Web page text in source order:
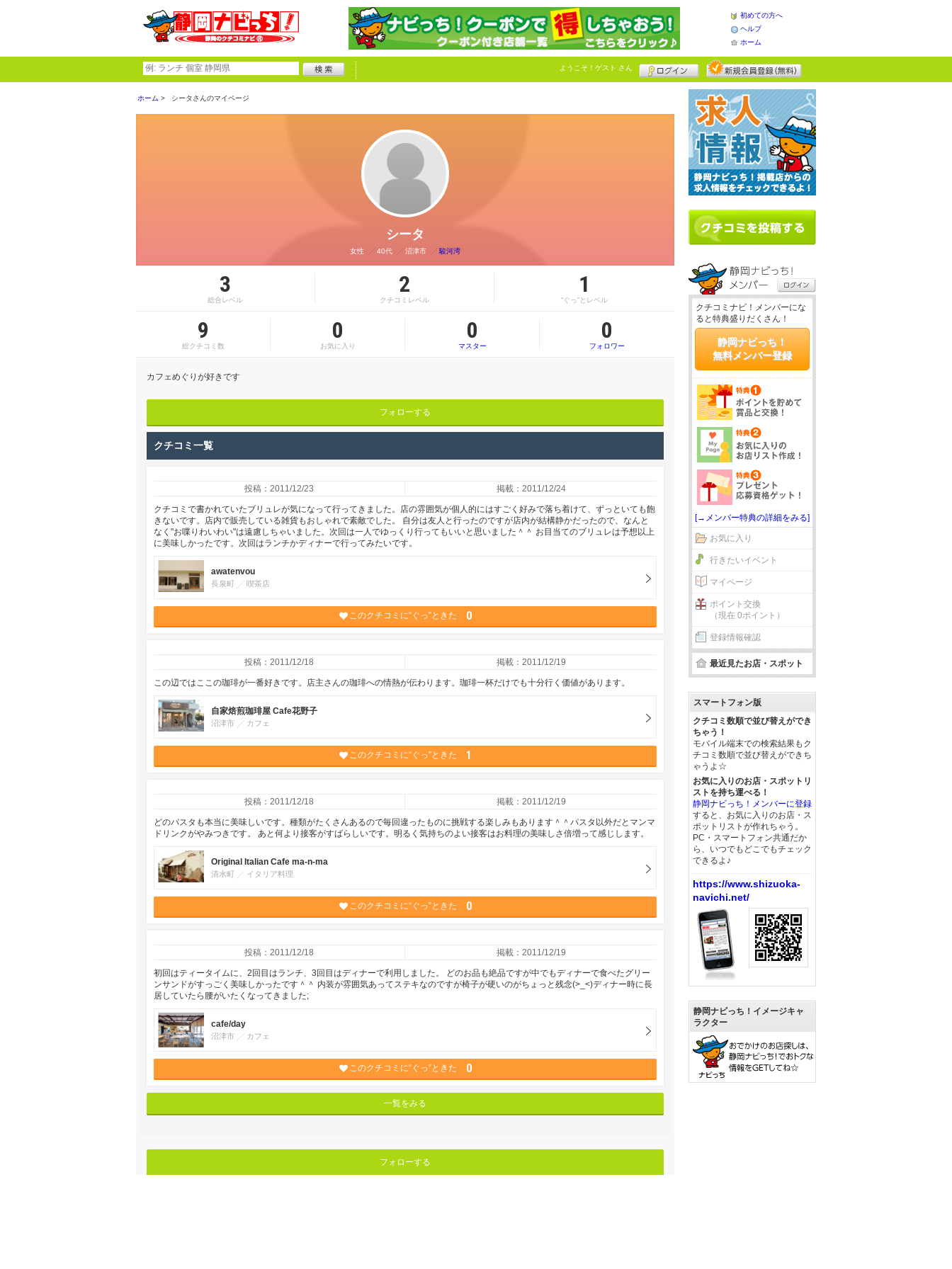
初めての方へ
ヘルプ
ホーム
ようこそ！ ゲスト さん
ホーム シータさんのマイページ
シータ
女性 40代 沼津市 駿河湾
3
総合レベル
2
クチコミレベル
1
“ぐっ”とレベル
9
総クチコミ数
0
お気に入り
0
マスター
0
フォロワー
カフェめぐりが好きです
フォローする
クチコミ一覧
投稿：2011/12/23 掲載：2011/12/24
クチコミで書かれていたブリュレが気になって行ってきました。店の雰囲気が個人的にはすごく好みで落ち着けて、ずっといても飽
きないです。店内で販売している雑貨もおしゃれで素敵でした。 自分は友人と行ったのですが店内が結構静かだったので、なんと
なく"お喋りわいわい"は遠慮しちゃいました。次回は一人でゆっくり行ってもいいと思いました＾＾ お目当てのブリュレは予想以上
に美味しかったです。次回はランチかディナーで行ってみたいです。
awatenvou
長泉町 喫茶店
このクチコミに“ぐっ”ときた 0
投稿：2011/12/18 掲載：2011/12/19
この辺ではここの珈琲が一番好きです。店主さんの珈琲への情熱が伝わります。珈琲一杯だけでも十分行く価値があります。
自家焙煎珈琲屋 Cafe花野子
沼津市 カフェ
このクチコミに“ぐっ”ときた 1
投稿：2011/12/18 掲載：2011/12/19
どのパスタも本当に美味しいです。種類がたくさんあるので毎回違ったものに挑戦する楽しみもあります＾＾パスタ以外だとマンマ
ドリンクがやみつきです。 あと何より接客がすばらしいです。明るく気持ちのよい接客はお料理の美味しさ倍増って感じします。
Original Italian Cafe ma-n-ma
清水町 イタリア料理
このクチコミに“ぐっ”ときた 0
投稿：2011/12/18 掲載：2011/12/19
初回はティータイムに、2回目はランチ、3回目はディナーで利用しました。 どのお品も絶品ですが中でもディナーで食べたグリー
ンサンドがすっごく美味しかったです＾＾ 内装が雰囲気あってステキなのですが椅子が硬いのがちょっと残念(>_<)ディナー時に長
居していたら腰がいたくなってきました;
cafe/day
沼津市 カフェ
このクチコミに“ぐっ”ときた 0
一覧をみる
フォローする
クチコミナビ！メンバーにな
ると特典盛りだくさん！
静岡ナビっち！
無料メンバー登録
[→メンバー特典の詳細をみる]
お気に入り
行きたいイベント
マイページ
ポイント交換
（現在 0ポイント）
登録情報確認
最近見たお店・スポット
スマートフォン版
クチコミ数順で並び替えができ
ちゃう！
モバイル端末での検索結果もク
チコミ数順で並び替えができち
ゃうよ☆
お気に入りのお店・スポットリ
ストを持ち運べる！
静岡ナビっち！メンバーに登録
すると、お気に入りのお店・ス
ポットリストが作れちゃう。
PC・スマートフォン共通だか
ら、いつでもどこでもチェック
できるよ♪
https://www.shizuoka-
navichi.net/
静岡ナビっち！イメージキャ
ラクター